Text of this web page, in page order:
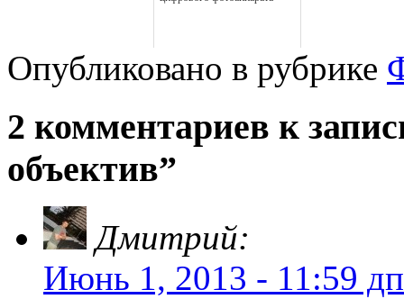
Опубликовано в рубрике
2 комментариев к
объектив”
Дмитрий:
Июнь 1, 2013 - 11:59 дп